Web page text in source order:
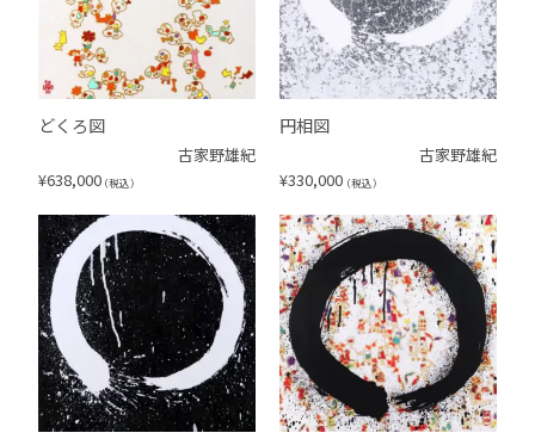
どくろ図
古家野雄紀
¥638,000 （税込）
円相図
古家野雄紀
¥330,000 （税込）